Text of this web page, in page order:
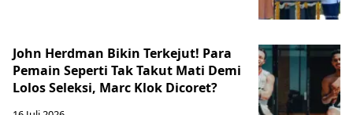
John Herdman Bikin Terkejut! Para
Pemain Seperti Tak Takut Mati Demi
Lolos Seleksi, Marc Klok Dicoret?